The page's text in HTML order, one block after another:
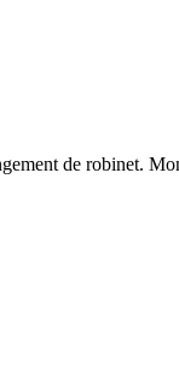
de robinet.